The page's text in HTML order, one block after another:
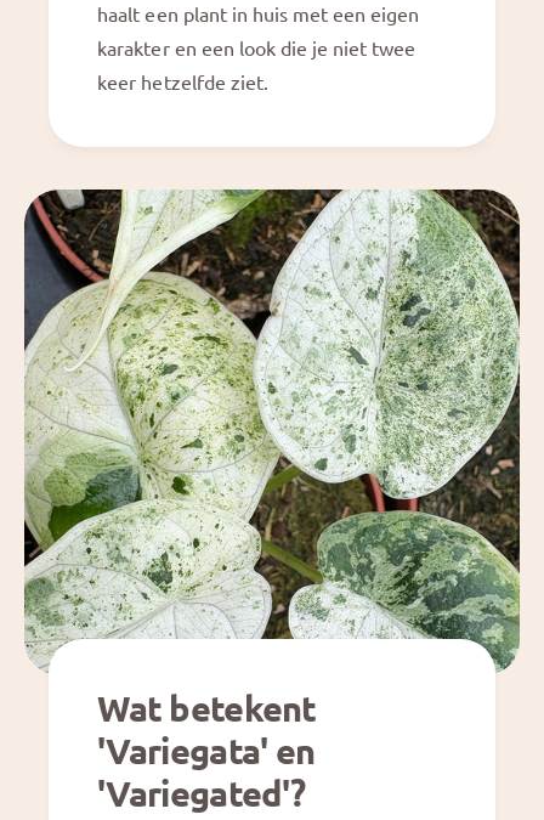
haalt een plant in huis met een eigen
karakter en een look die je niet twee
keer hetzelfde ziet.
Wat betekent
'Variegata' en
'Variegated'?